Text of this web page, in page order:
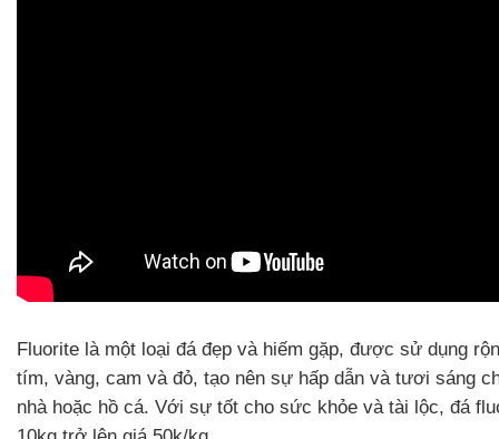
Fluorite là một loại đá đẹp và hiếm gặp, được sử dụng
tím, vàng, cam và đỏ, tạo nên sự hấp dẫn và tươi sáng
nhà hoặc hồ cá. Với sự tốt cho sức khỏe và tài lộc, đá